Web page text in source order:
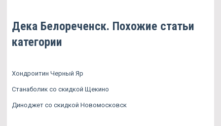
Дека Белореченск. Похожие статьи
категории
Хондроитин Черный Яр
Станаболик со скидкой Щекино
Диноджет со скидкой Новомосковск